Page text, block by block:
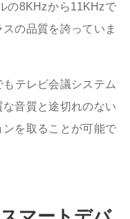
の8KHzから11KHzで
の品質を誇っていま
テレビ会議システム
音質と途切れのない
を取ることが可能で